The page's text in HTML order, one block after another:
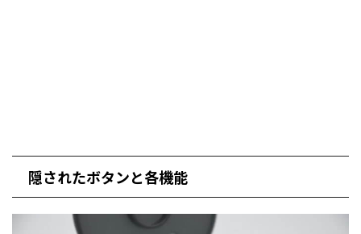
隠されたボタンと各機能